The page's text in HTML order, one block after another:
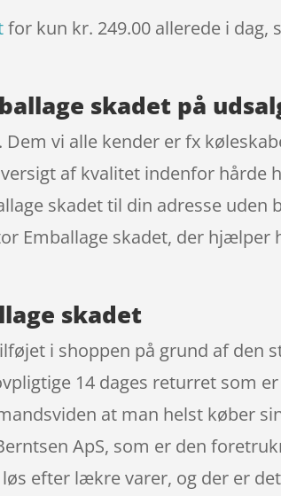
for kun kr. 249.00 allerede i dag,
skadet på
vi alle kender er fx
af kvalitet indenfor hårde
skadet til din adresse
Emballage skadet, der hjælper
skadet
i shoppen på grund af den
14 dages returret som
at man helst køber
ApS, som er den
efter lækre varer, og der er